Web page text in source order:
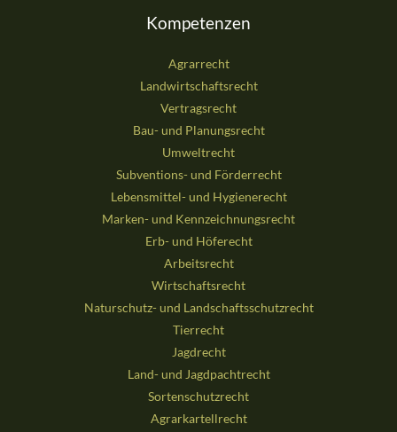
Kompetenzen
Agrarrecht
Landwirtschaftsrecht
Vertragsrecht
Bau- und Planungsrecht
Umweltrecht
Subventions- und Förderrecht
Lebensmittel- und Hygienerecht
Marken- und Kennzeichnungsrecht
Erb- und Höferecht
Arbeitsrecht
Wirtschaftsrecht
Naturschutz- und Landschaftsschutzrecht
Tierrecht
Jagdrecht
Land- und Jagdpachtrecht
Sortenschutzrecht
Agrarkartellrecht